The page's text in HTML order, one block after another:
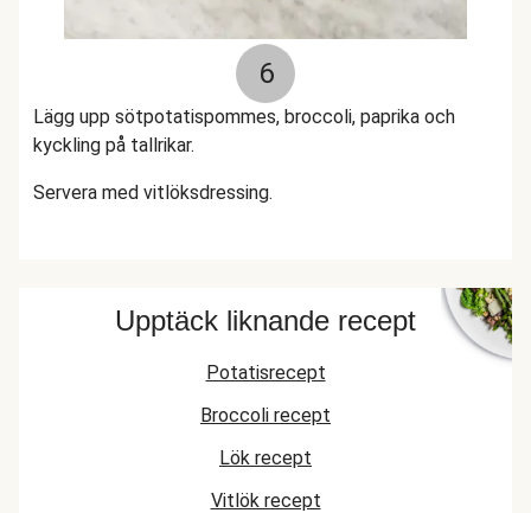
6
Lägg upp sötpotatispommes, broccoli, paprika och
kyckling på tallrikar.
Servera med vitlöksdressing.
Upptäck liknande recept
Potatisrecept
Broccoli recept
Lök recept
Vitlök recept